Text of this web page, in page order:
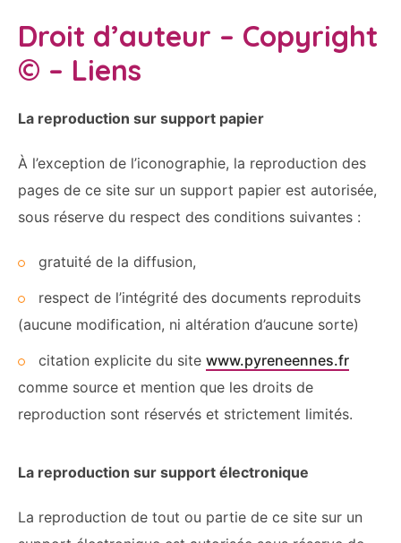
Droit d’auteur – Copyright
© – Liens
La reproduction sur support papier
À l’exception de l’iconographie, la reproduction des
pages de ce site sur un support papier est autorisée,
sous réserve du respect des conditions suivantes :
gratuité de la diffusion,
respect de l’intégrité des documents reproduits
(aucune modification, ni altération d’aucune sorte)
citation explicite du site www.pyreneennes.fr
comme source et mention que les droits de
reproduction sont réservés et strictement limités.
La reproduction sur support électronique
La reproduction de tout ou partie de ce site sur un